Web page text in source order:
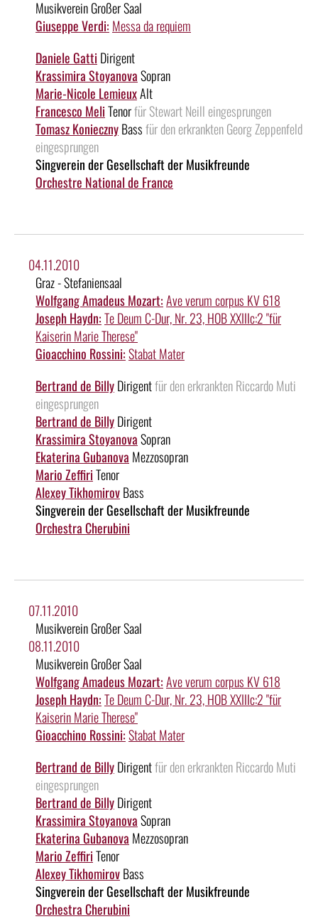
Musikverein Großer Saal
Giuseppe Verdi: Messa da requiem
Daniele Gatti Dirigent
Krassimira StoyanovaSopran
Marie-Nicole LemieuxAlt
Francesco MeliTenorfür Stewart Neill eingesprungen
Tomasz KoniecznyBassfür den erkrankten Georg Zeppenfeld
eingesprungen
Singverein der Gesellschaft der Musikfreunde
Orchestre National de France
04.11.2010
Graz - Stefaniensaal
Wolfgang Amadeus Mozart:Ave verum corpus KV 618
Joseph Haydn:Te Deum C-Dur, Nr. 23, HOB XXIIIc:2 "für
Kaiserin Marie Therese"
Gioacchino Rossini:Stabat Mater
Bertrand de BillyDirigentfür den erkrankten Riccardo Muti
eingesprungen
Bertrand de BillyDirigent
Krassimira StoyanovaSopran
Ekaterina Gubanova Mezzosopran
Mario ZeffiriTenor
Alexey TikhomirovBass
Singverein der Gesellschaft der Musikfreunde
Orchestra Cherubini
07.11.2010
Musikverein Großer Saal
08.11.2010
Musikverein Großer Saal
Wolfgang Amadeus Mozart:Ave verum corpus KV 618
Joseph Haydn:Te Deum C-Dur, Nr. 23, HOB XXIIIc:2 "für
Kaiserin Marie Therese"
Gioacchino Rossini:Stabat Mater
Bertrand de BillyDirigentfür den erkrankten Riccardo Muti
eingesprungen
Bertrand de BillyDirigent
Krassimira StoyanovaSopran
Ekaterina Gubanova Mezzosopran
Mario ZeffiriTenor
Alexey TikhomirovBass
Singverein der Gesellschaft der Musikfreunde
Orchestra Cherubini